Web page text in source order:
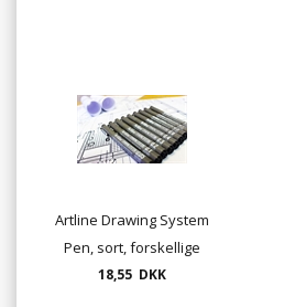
Artline Drawing System
Pen, sort, forskellige
tykkelser
18,55 DKK